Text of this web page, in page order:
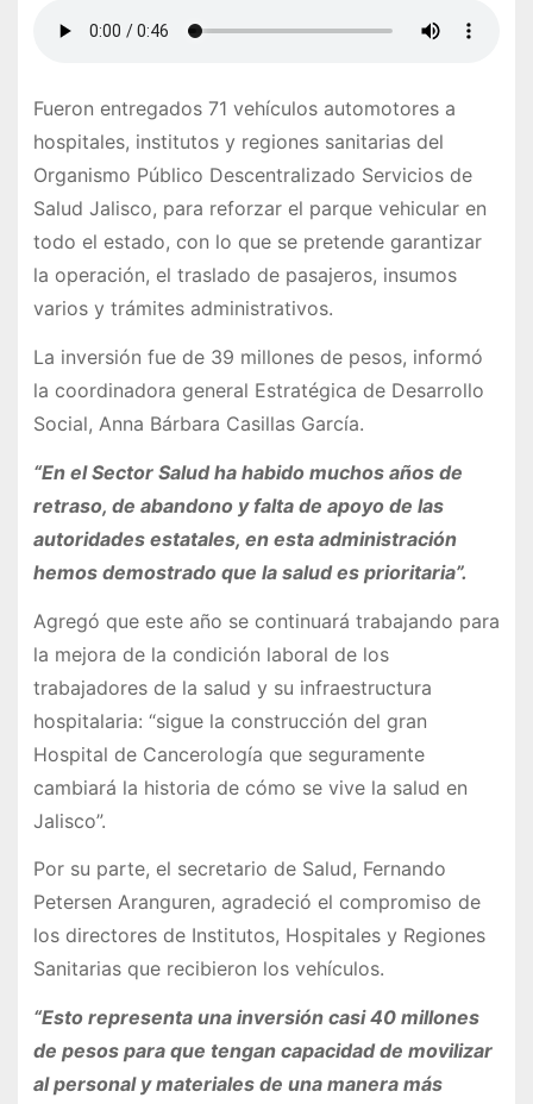
Fueron entregados 71 vehículos automotores a
hospitales, institutos y regiones sanitarias del
Organismo Público Descentralizado Servicios de
Salud Jalisco, para reforzar el parque vehicular en
todo el estado, con lo que se pretende garantizar
la operación, el traslado de pasajeros, insumos
varios y trámites administrativos.
La inversión fue de 39 millones de pesos, informó
la coordinadora general Estratégica de Desarrollo
Social, Anna Bárbara Casillas García.
“En el Sector Salud ha habido muchos años de
retraso, de abandono y falta de apoyo de las
autoridades estatales, en esta administración
hemos demostrado que la salud es prioritaria”.
Agregó que este año se continuará trabajando para
la mejora de la condición laboral de los
trabajadores de la salud y su infraestructura
hospitalaria: “sigue la construcción del gran
Hospital de Cancerología que seguramente
cambiará la historia de cómo se vive la salud en
Jalisco”.
Por su parte, el secretario de Salud, Fernando
Petersen Aranguren, agradeció el compromiso de
los directores de Institutos, Hospitales y Regiones
Sanitarias que recibieron los vehículos.
“Esto representa una inversión casi 40 millones
de pesos para que tengan capacidad de movilizar
al personal y materiales de una manera más